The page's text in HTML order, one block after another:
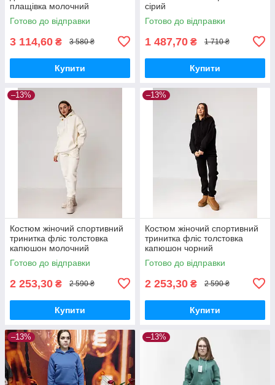
плащівка молочний
Готово до відправки
3 114,60 ₴ 3 580 ₴
Купити
сірий
Готово до відправки
1 487,70 ₴ 1 710 ₴
Купити
–13%
Костюм жіночий спортивний
тринитка фліс толстовка
капюшон молочний
Готово до відправки
2 253,30 ₴ 2 590 ₴
Купити
–13%
Костюм жіночий спортивний
тринитка фліс толстовка
капюшон чорний
Готово до відправки
2 253,30 ₴ 2 590 ₴
Купити
–13% –13%